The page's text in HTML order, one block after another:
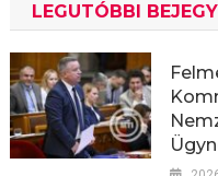
LEGUTÓBBI